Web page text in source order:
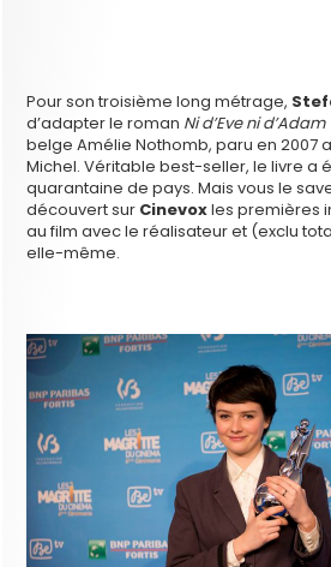
Pour son troisième long métrage,
d’adapter le roman Ni d’Eve ni d’Adam
belge Amélie Nothomb, paru en 2007
Michel. Véritable best-seller, le livre a
quarantaine de pays. Mais vous le
découvert sur Cinevoxles premières
au film avec le réalisateur et (exclu
elle-même.